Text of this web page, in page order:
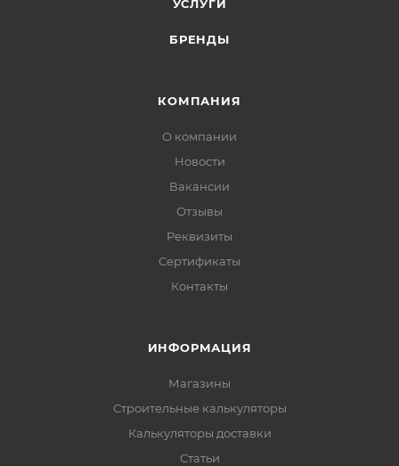
УСЛУГИ
БРЕНДЫ
КОМПАНИЯ
О компании
Новости
Вакансии
Отзывы
Реквизиты
Сертификаты
Контакты
ИНФОРМАЦИЯ
Магазины
Строительные калькуляторы
Калькуляторы доставки
Статьи